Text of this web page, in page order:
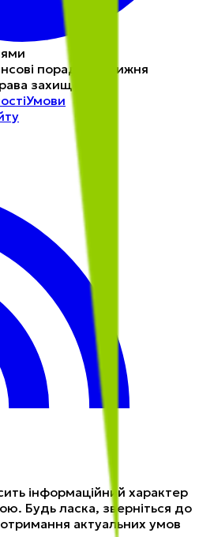
поради щотижня
захищені.
Умови
інформаційний характер
Будь ласка, зверніться до
актуальних умов